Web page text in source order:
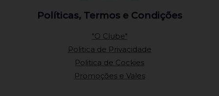
a
p o
-
f
g
r
Políticas, Termos e Condições
"O Clube"
Politica de Privacidade
Politica de Cockies
Promoções e Vales